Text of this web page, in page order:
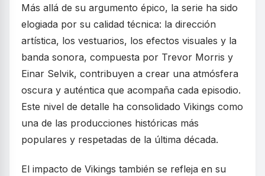
Más allá de su argumento épico, la serie ha sido
elogiada por su calidad técnica: la dirección
artística, los vestuarios, los efectos visuales y la
banda sonora, compuesta por Trevor Morris y
Einar Selvik, contribuyen a crear una atmósfera
oscura y auténtica que acompaña cada episodio.
Este nivel de detalle ha consolidado Vikings como
una de las producciones históricas más
populares y respetadas de la última década.
El impacto de Vikings también se refleja en su